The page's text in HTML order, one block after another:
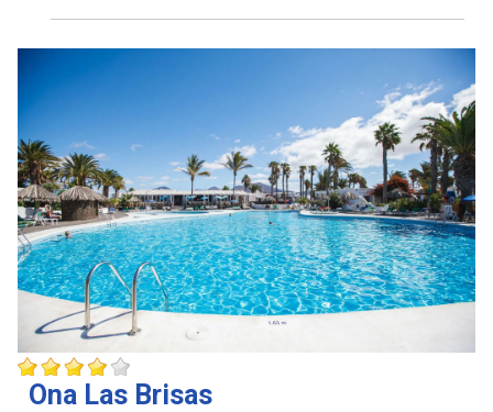
Ona Las Brisas